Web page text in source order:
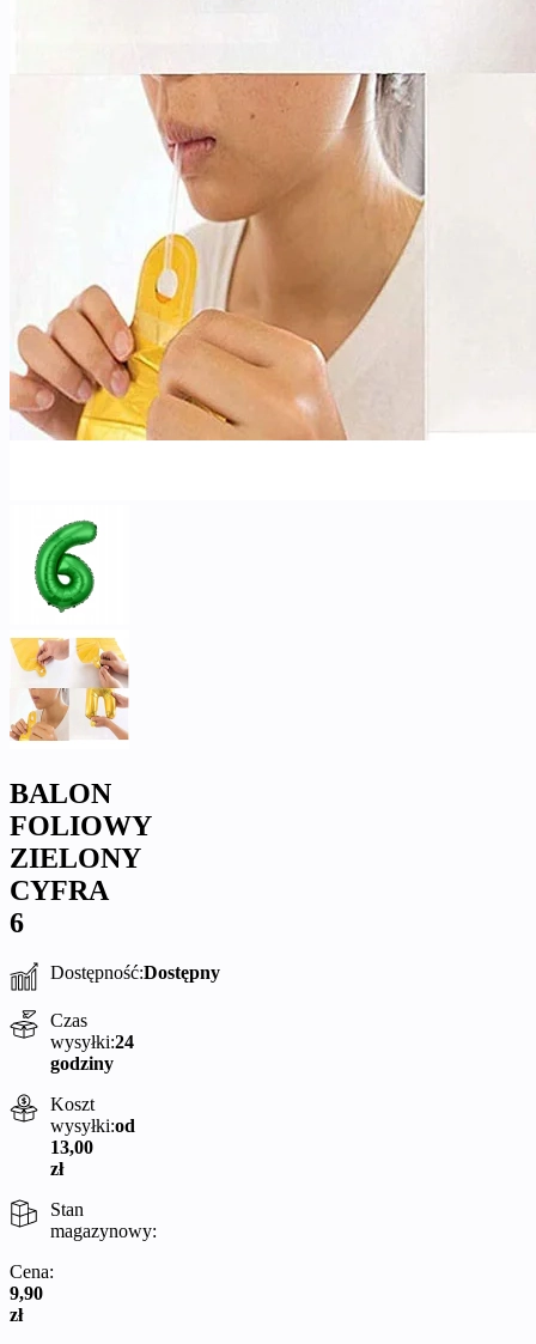
BALON
FOLIOWY
ZIELONY
CYFRA
6
Dostępność:Dostępny
Czas
wysyłki:24
godziny
Koszt
wysyłki:od
13,00
zł
Stan
magazynowy:
Cena:
9,90
zł